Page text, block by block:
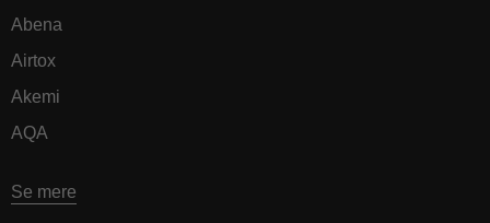
Abena
Airtox
Akemi
AQA
Se mere